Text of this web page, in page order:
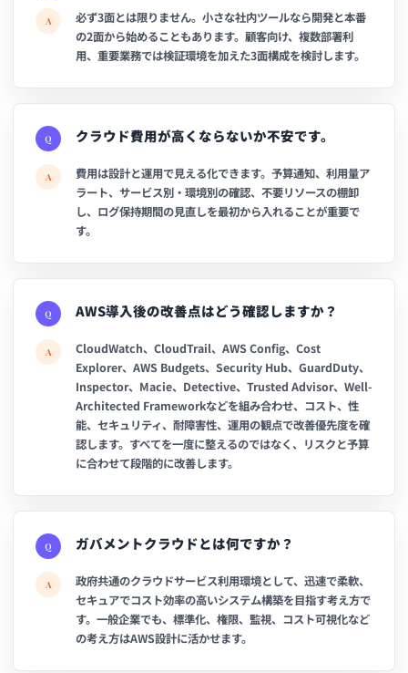
A
必ず3面とは限りません。小さな社内ツールなら開発と本番
の2面から始めることもあります。顧客向け、複数部署利
用、重要業務では検証環境を加えた3面構成を検討します。
Q クラウド費用が高くならないか不安です。
A
費用は設計と運用で見える化できます。予算通知、利用量ア
ラート、サービス別・環境別の確認、不要リソースの棚卸
し、ログ保持期間の見直しを最初から入れることが重要で
す。
Q AWS導入後の改善点はどう確認しますか？
A
CloudWatch、CloudTrail、AWS Config、Cost
Explorer、AWS Budgets、Security Hub、GuardDuty、
Inspector、Macie、Detective、Trusted Advisor、Well-
Architected Frameworkなどを組み合わせ、コスト、性
能、セキュリティ、耐障害性、運用の観点で改善優先度を確
認します。すべてを一度に整えるのではなく、リスクと予算
に合わせて段階的に改善します。
Q ガバメントクラウドとは何ですか？
A
政府共通のクラウドサービス利用環境として、迅速で柔軟、
セキュアでコスト効率の高いシステム構築を目指す考え方で
す。一般企業でも、標準化、権限、監視、コスト可視化など
の考え方はAWS設計に活かせます。